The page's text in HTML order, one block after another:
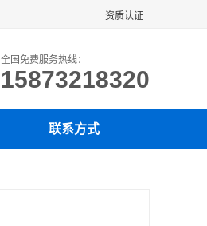
资质认证
全国免费服务热线：
15873218320
联系方式